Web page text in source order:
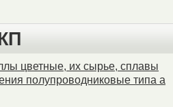
цветные, их сырье, сплавы
полупроводниковые типа а